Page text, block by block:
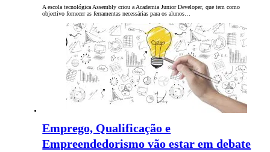
A escola tecnológica Assembly criou a Academia Junior Developer, que tem como
objectivo fornecer as ferramentas necessárias para os alunos…
Emprego, Qualificação e
Empreendedorismo vão estar em debate